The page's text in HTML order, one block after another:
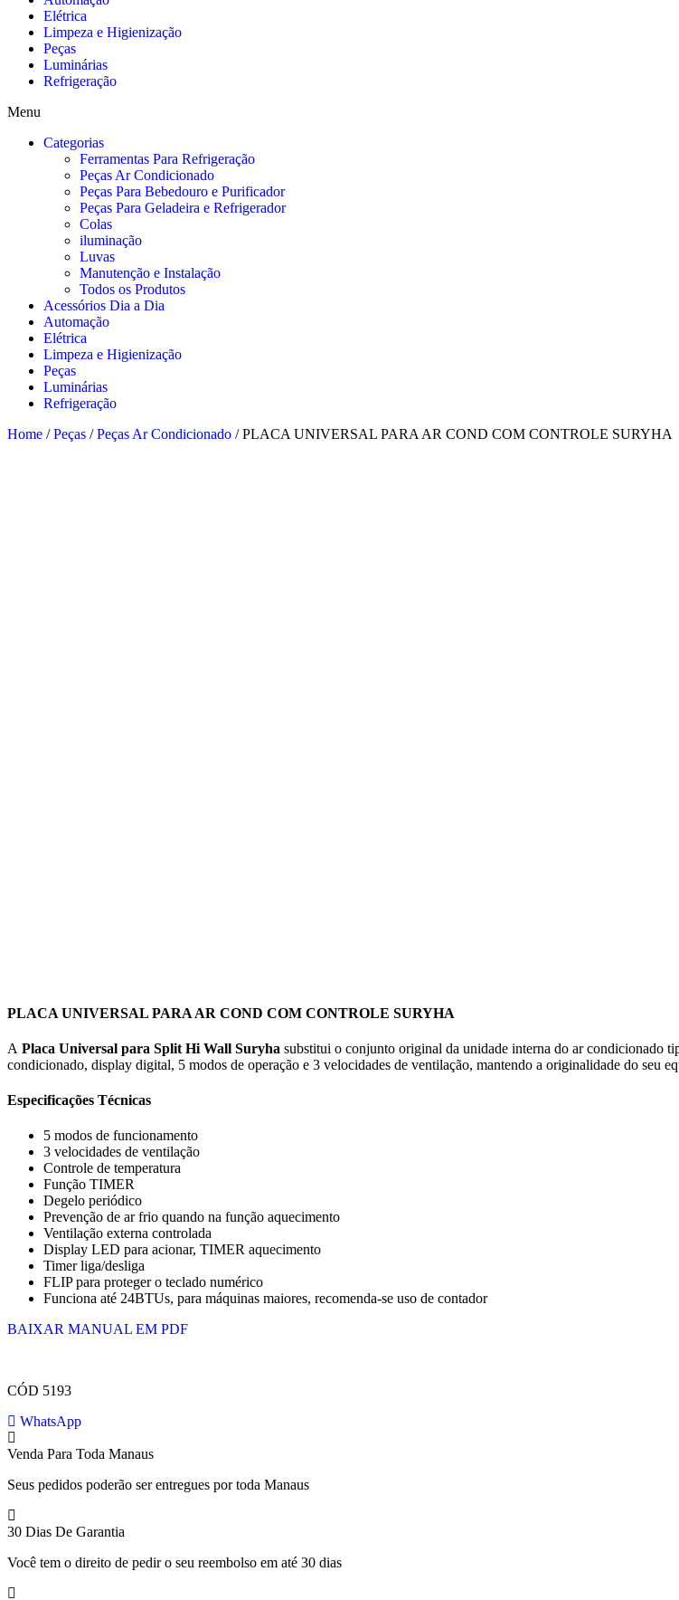
Elétrica
Limpeza e Higienização
Peças
Luminárias
Refrigeração
Menu
Categorias
Ferramentas Para Refrigeração
Peças Ar Condicionado
Peças Para Bebedouro e Purificador
Peças Para Geladeira e Refrigerador
Colas
iluminação
Luvas
Manutenção e Instalação
Todos os Produtos
Acessórios Dia a Dia
Automação
Elétrica
Limpeza e Higienização
Peças
Luminárias
Refrigeração
Home /Peças /Peças Ar Condicionado / PLACA UNIVERSAL PARA AR COND COM CONTROLE SURYHA
PLACA UNIVERSAL PARA AR COND COM CONTROLE SURYHA
A Placa Universal para Split Hi Wall Suryha substitui o conjunto original da unidade interna do ar condicionado
condicionado, display digital, 5 modos de operação e 3 velocidades de ventilação, mantendo a originalidade do seu
Especificações Técnicas
5 modos de funcionamento
3 velocidades de ventilação
Controle de temperatura
Função TIMER
Degelo periódico
Prevenção de ar frio quando na função aquecimento
Ventilação externa controlada
Display LED para acionar, TIMER aquecimento
Timer liga/desliga
FLIP para proteger o teclado numérico
Funciona até 24BTUs, para máquinas maiores, recomenda-se uso de contador
BAIXAR MANUAL EM PDF
CÓD 5193
WhatsApp
Venda Para Toda Manaus
Seus pedidos poderão ser entregues por toda Manaus
30 Dias De Garantia
Você tem o direito de pedir o seu reembolso em até 30 dias